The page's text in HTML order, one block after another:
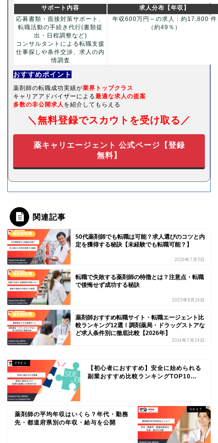
サポート内容
求人分布【年収】
応募書類・面接対策サポート、
転職活動の手続き代行(書類提
出・日程調整など)
コンサルタントによる転職支援
仕事探しや条件交渉、求人の内
情調査
年収600万円～の求人：約17,800 件
（約49％）
おすすめポイント
薬剤師の転職成功実績が業界トップクラス
キャリアアドバイザーによる最適な求人の提案
多数の非公開求人 を紹介してもらえる
＼無料登録でスカウトを受け取る／
薬キャリエージェント 公式ページ【登録
無料】
関連記事
薬剤師転職
50代薬剤師でも転職は可能？求人選びのコツと内
定を獲得する秘訣【未経験でも転職可能？】
2026年7月3日
薬剤師転職
転職で失敗する薬剤師の特徴とは？注意点・転職
で後悔せず成功する秘訣
2025年8月26日
薬剤師転職
薬剤師おすすめ転職サイト・転職エージェント比
較ランキング12選！調剤薬局・ドラッグストアな
ど求人条件別に徹底比較【2026年】
2026年7月24日
【初心者におすすめ】安全に始められる
副業おすすめ比較ランキングTOP10...
薬剤師の平均年収はいくら？年代・勤務
先・都道府県別の年収・給与を公開